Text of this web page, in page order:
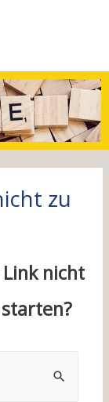
zu
Link nicht